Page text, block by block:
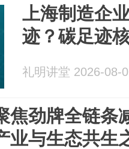
上海制造企
迹？碳足迹
礼明讲堂 2026-08-
焦劲牌全链条
业与生态共生